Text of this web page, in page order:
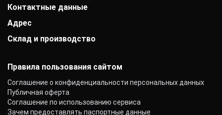
Заказчики
Вакансии
Контакты
Гарантии
Акции
Статьи
АО «Райффайзенбанк»
Р/с: 40702810000000001118
К/с: 30101810200000000700
ОКПО: 40276717
Контактные данные
+7 (800) 333-41-10
info@mobiprof.ru
Пн.-Пт.: с 9:00 до 17:00
Адрес
Екатеринбург, Вишнёвая улица, 2Б
Склад и производство
Правила пользования сайтом
Соглашение о конфиденциальности персональных данных
Публичная оферта
Соглашение по использованию сервиса
Зачем предоставлять паспортные данные